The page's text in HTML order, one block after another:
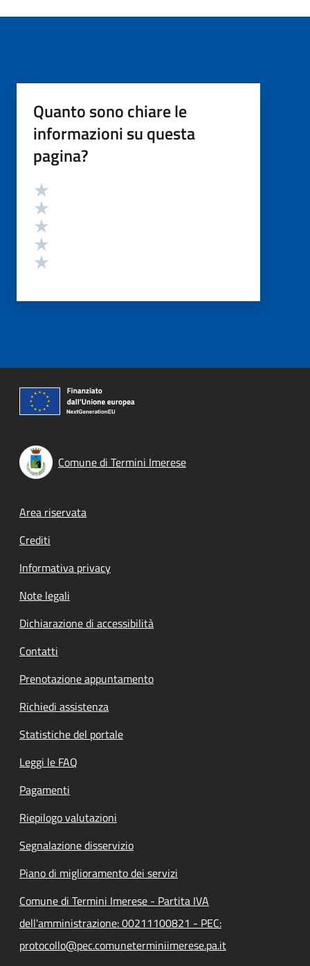
Quanto sono chiare le
informazioni su questa
pagina?
Valutazione
Comune di Termini Imerese
Footer menu
Area riservata
Crediti
Informativa privacy
Note legali
Dichiarazione di accessibilità
Contatti
Prenotazione appuntamento
Richiedi assistenza
Statistiche del portale
Leggi le FAQ
Pagamenti
Riepilogo valutazioni
Segnalazione disservizio
Piano di miglioramento dei servizi
Comune di Termini Imerese - Partita IVA
dell'amministrazione: 00211100821 - PEC:
protocollo@pec.comuneterminiimerese.pa.it